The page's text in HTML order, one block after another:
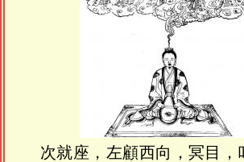
次就座，左顧西向，冥目，